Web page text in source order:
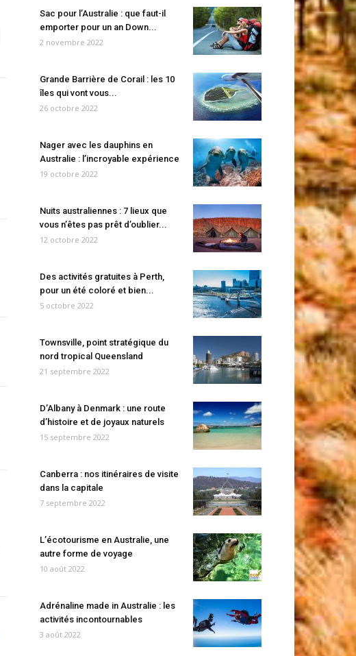
Sac pour l’Australie : que faut-il
emporter pour un an Down...
2 novembre 2022
Grande Barrière de Corail : les 10
îles qui vont vous...
26 octobre 2022
Nager avec les dauphins en
Australie : l’incroyable expérience
19 octobre 2022
Nuits australiennes : 7 lieux que
vous n’êtes pas prêt d’oublier...
12 octobre 2022
Des activités gratuites à Perth,
pour un été coloré et bien...
5 octobre 2022
Townsville, point stratégique du
nord tropical Queensland
21 septembre 2022
D’Albany à Denmark : une route
d’histoire et de joyaux naturels
15 septembre 2022
Canberra : nos itinéraires de visite
dans la capitale
7 septembre 2022
L’écotourisme en Australie, une
autre forme de voyage
10 août 2022
Adrénaline made in Australie : les
activités incontournables
3 août 2022